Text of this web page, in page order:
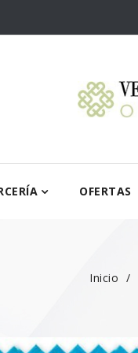
OFERTAS
Inicio